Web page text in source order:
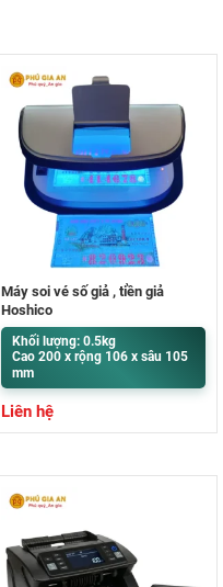
Máy soi vé số giả , tiền giả
Hoshico
Khối lượng: 0.5kg
Cao 200 x rộng 106 x sâu 105
mm
Liên hệ